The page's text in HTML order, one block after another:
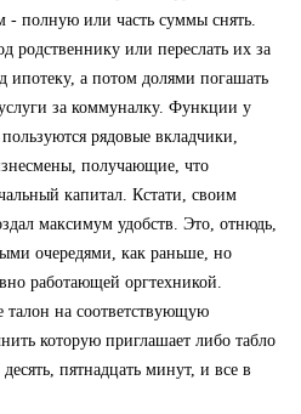
- полную или часть суммы снять.
родственнику или переслать их за
ипотеку, а потом долями погашать
за коммуналку. Функции у
рядовые вкладчики,
получающие, что
капитал. Кстати, своим
максимум удобств. Это, отнюдь,
очередями, как раньше, но
работающей оргтехникой.
талон на соответствующую
которую приглашает либо табло
пятнадцать минут, и все в